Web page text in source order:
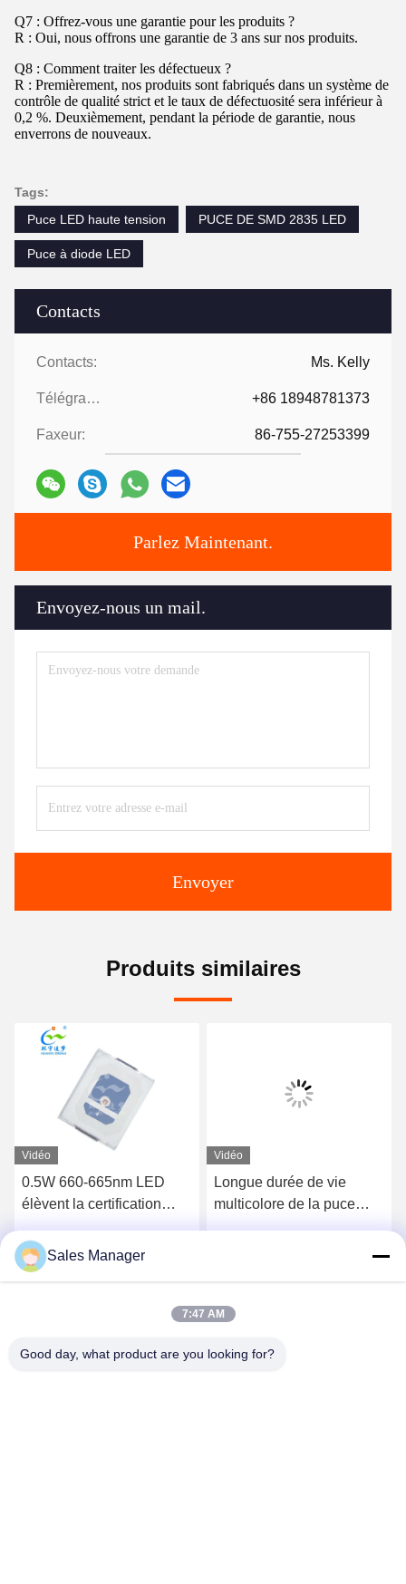
Contacts
Contacts: Ms. Kelly
Télégramme: +86 18948781373
Faxeur: 86-755-27253399
Parlez Maintenant.
Envoyez-nous un mail.
Envoyer
Q7 : Offrez-vous une garantie pour les produits ?
R : Oui, nous offrons une garantie de 3 ans sur nos produits.
Q8 : Comment traiter les défectueux ?
R : Premièrement, nos produits sont fabriqués dans un système de
contrôle de qualité strict et le taux de défectuosité sera inférieur à
0,2 %. Deuxièmement, pendant la période de garantie, nous
enverrons de nouveaux.
Tags:
Puce LED haute tension
PUCE DE SMD 2835 LED
Puce à diode LED
Produits similaires
Vidéo
0.5W 660-665nm LED
élèvent la certification
SMD 2835 RoHS
Parlez Maintenant.
Vidéo
Longue durée de vie
multicolore de la puce
Sales Manager
7:47 AM
Good day, what product are you looking for?